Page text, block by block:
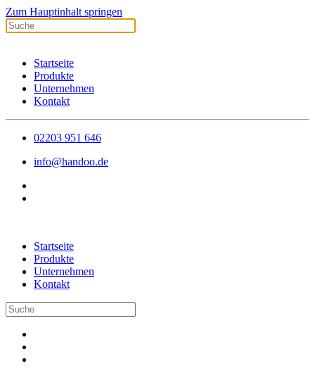
Zum Hauptinhalt springen
Startseite
Produkte
Unternehmen
Kontakt
02203 951 646
info@handoo.de
Startseite
Produkte
Unternehmen
Kontakt